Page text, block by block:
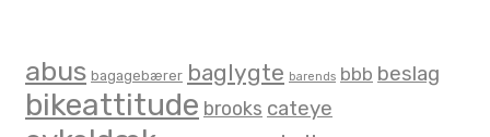
abus bagagebærer baglygte barends bbb beslag
bikeattitude brooks cateye